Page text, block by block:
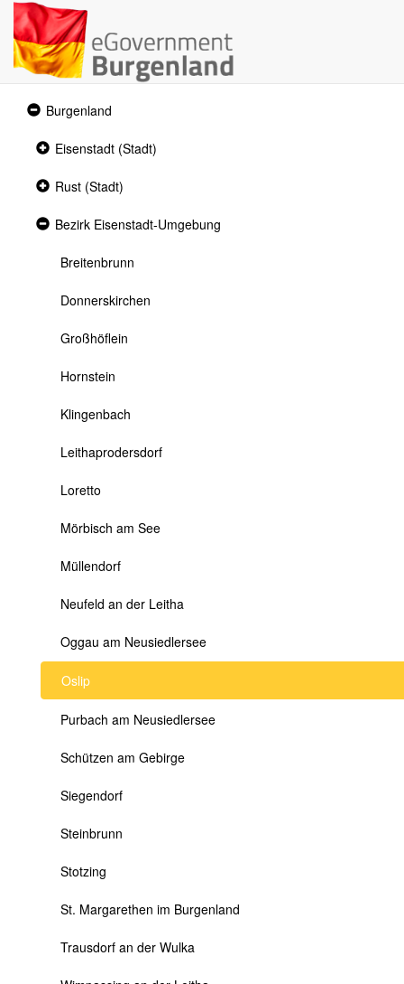
Expanded
section
Burgenland
Collapsed
Eisenstadt (Stadt)
Collapsed
section
Rust (Stadt)
Expanded
Bezirk Eisenstadt-Umgebung
Breitenbrunn
Donnerskirchen
Großhöflein
Hornstein
Klingenbach
Leithaprodersdorf
Loretto
Mörbisch am See
Müllendorf
Neufeld an der Leitha
Oggau am Neusiedlersee
Oslip
Purbach am Neusiedlersee
Schützen am Gebirge
Siegendorf
Steinbrunn
Stotzing
St. Margarethen im Burgenland
Trausdorf an der Wulka